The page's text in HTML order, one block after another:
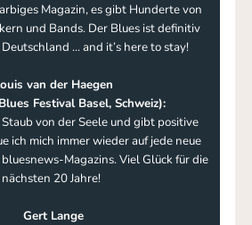
Magazin, es gibt Hunderte von
und Bands. Der Blues ist definitiv
... and it’s here to stay!
van der Haegen
Festival Basel, Schweiz):
von der Seele und gibt positive
ich mich immer wieder auf jede neue
Magazins. Viel Glück für die
nächsten 20 Jahre!
Gert Lange